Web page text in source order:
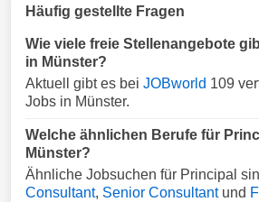
Häufig gestellte Fragen
Wie viele freie Stellenangebote
in Münster?
Aktuell gibt es bei JOBworld 109
Jobs in Münster.
Welche ähnlichen Berufe für
Münster?
Ähnliche Jobsuchen für Principal
Consultant, Senior Consultantund